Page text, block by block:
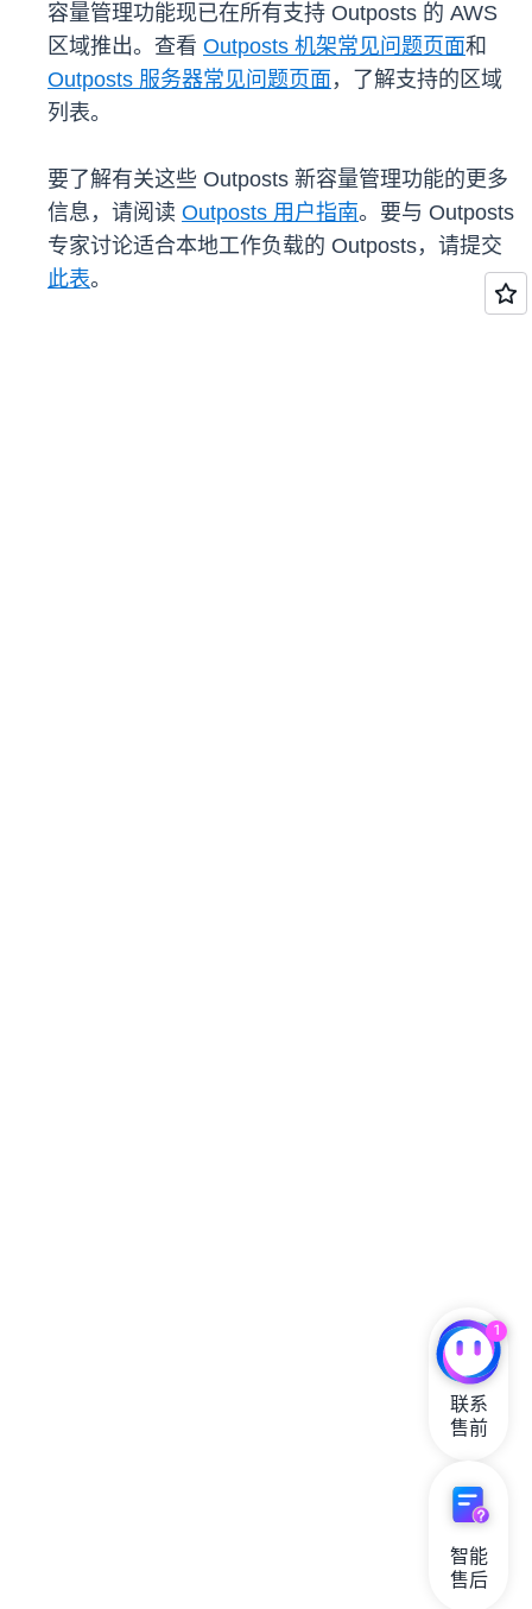
容量管理功能现已在所有支持 Outposts 的 AWS
区域推出。查看 Outposts 机架常见问题页面和
Outposts 服务器常见问题页面 ，了解支持的区域
列表。
要了解有关这些 Outposts 新容量管理功能的更多
信息，请阅读 Outposts 用户指南。要与 Outposts
专家讨论适合本地工作负载的 Outposts，请提交
此表。
1
联系
售前
智能
售后